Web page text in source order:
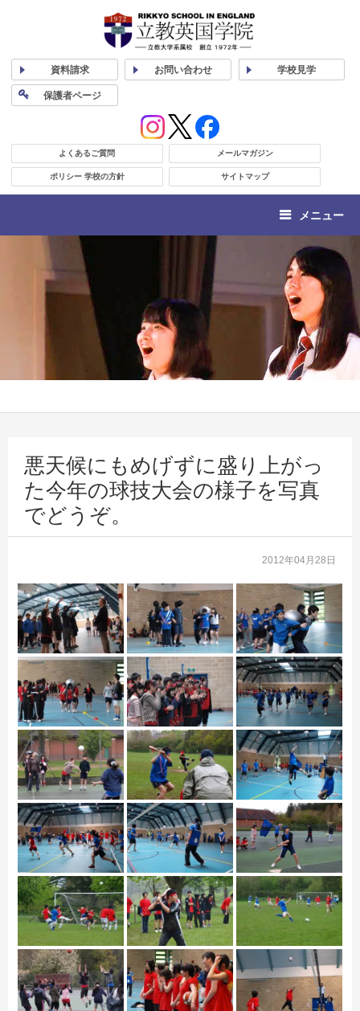
資料請求 お問い合わせ 学校見学
保護者ページ
よくあるご質問 メールマガジン
ポリシー 学校の方針 サイトマップ
メニュー
悪天候にもめげずに盛り上がっ
た今年の球技大会の様子を写真
でどうぞ。
2012年04月28日